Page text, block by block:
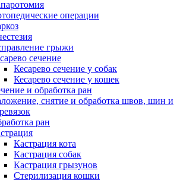
операции
грыжи
сечение
Кесарево сечение у собак
Кесарево сечение у кошек
и обработка ран
снятие и обработка швов, шин и
ран
Кастрация кота
Кастрация собак
Кастрация грызунов
Стерилизация кошки